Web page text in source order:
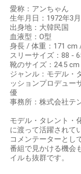
愛称：アンちゃん
生年月日：1972年3
出身地：大韓民国
血液型：O型
身長 / 体重：171 cm
スリーサイズ：88 -
靴のサイズ：24.5 cm
ジャンル：モデル・
ッションプロデュー
優
事務所：株式会社テ
モデル・タレント・
に渡って活躍されて
コメンテーターとし
番組で見かける機会
イルも抜群です。